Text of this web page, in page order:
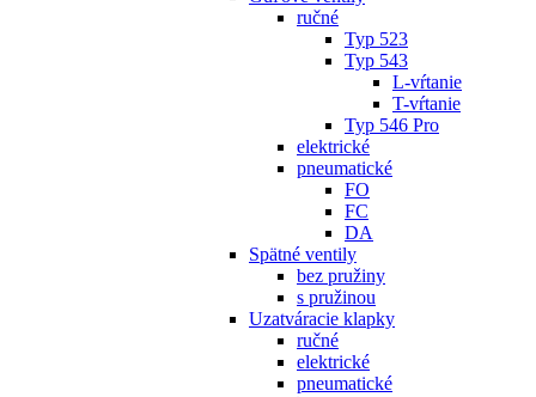
ručné
Typ 523
Typ 543
L-vŕtanie
T-vŕtanie
Typ 546 Pro
elektrické
pneumatické
FO
FC
DA
Spätné ventily
bez pružiny
s pružinou
Uzatváracie klapky
ručné
elektrické
pneumatické